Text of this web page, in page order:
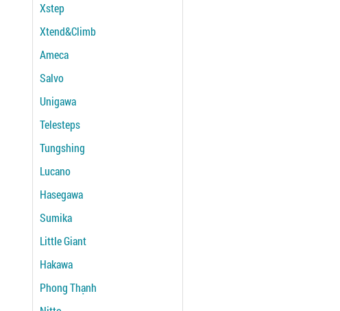
Xstep
Xtend&Climb
Ameca
Salvo
Unigawa
Telesteps
Tungshing
Lucano
Hasegawa
Sumika
Little Giant
Hakawa
Phong Thạnh